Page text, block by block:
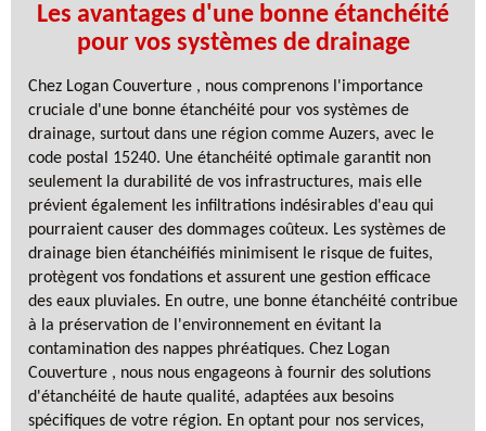
Les avantages d'une bonne étanchéité
pour vos systèmes de drainage
Chez Logan Couverture , nous comprenons l'importance
cruciale d'une bonne étanchéité pour vos systèmes de
drainage, surtout dans une région comme Auzers, avec le
code postal 15240. Une étanchéité optimale garantit non
seulement la durabilité de vos infrastructures, mais elle
prévient également les infiltrations indésirables d'eau qui
pourraient causer des dommages coûteux. Les systèmes de
drainage bien étanchéifiés minimisent le risque de fuites,
protègent vos fondations et assurent une gestion efficace
des eaux pluviales. En outre, une bonne étanchéité contribue
à la préservation de l'environnement en évitant la
contamination des nappes phréatiques. Chez Logan
Couverture , nous nous engageons à fournir des solutions
d'étanchéité de haute qualité, adaptées aux besoins
spécifiques de votre région. En optant pour nos services,